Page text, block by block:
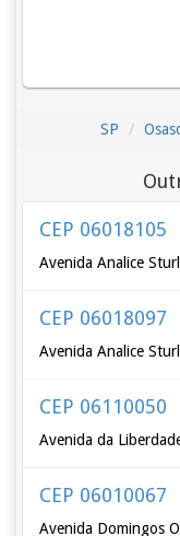
SP
CEP 06018105
Avenida Analice
CEP 06018097
Avenida Analice
CEP 06110050
Avenida da
CEP 06010067
Avenida Domingos